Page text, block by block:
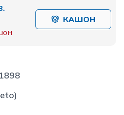
КАШОН